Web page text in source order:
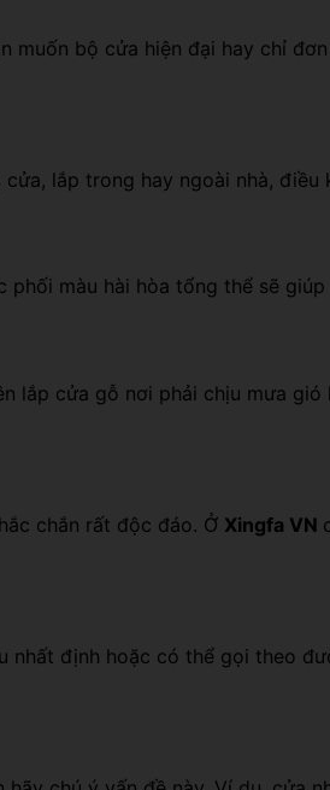
bộ cửa hiện đại hay chỉ
lắp trong hay ngoài nhà,
màu hài hòa tổng thể sẽ
lắp cửa gỗ nơi phải chịu mưa
chắn rất độc đáo. Ở Xingfa VN
nhất định hoặc có thể gọi theo